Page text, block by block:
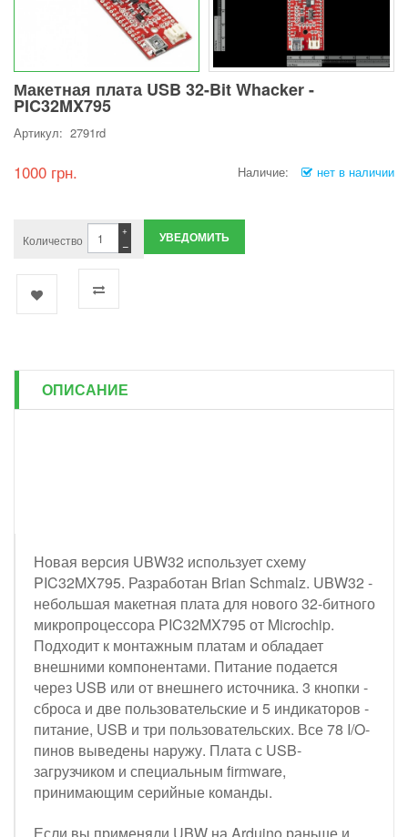
Макетная плата USB 32-Bit Whacker -
PIC32MX795
Артикул: 2791rd
1000 грн. Наличие: нет в наличии
Количество −
+ УВЕДОМИТЬ
ОПИСАНИЕ
Новая версия UBW32 использует схему
PIC32MX795. Разработан Brian Schmalz. UBW32 -
небольшая макетная плата для нового 32-битного
микропроцессора PIC32MX795 от Microchip.
Подходит к монтажным платам и обладает
внешними компонентами. Питание подается
через USB или от внешнего источника. 3 кнопки -
сброса и две пользовательские и 5 индикаторов -
питание, USB и три пользовательских. Все 78 I/O-
пинов выведены наружу. Плата с USB-
загрузчиком и специальным firmware,
принимающим серийные команды.